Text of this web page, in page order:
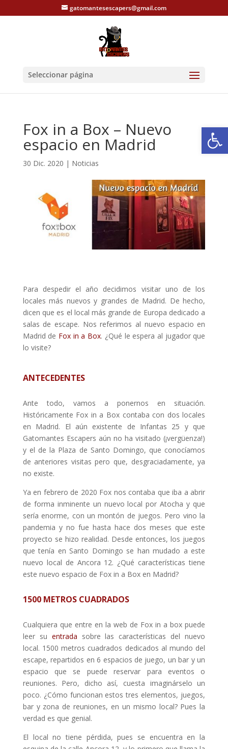
gatomantesescapers@gmail.com
Seleccionar página
Fox in a Box – Nuevo
espacio en Madrid
30 Dic. 2020 | Noticias
Para despedir el año decidimos visitar uno de los
locales más nuevos y grandes de Madrid. De hecho,
dicen que es el local más grande de Europa dedicado a
salas de escape. Nos referimos al nuevo espacio en
Madrid de Fox in a Box. ¿Qué le espera al jugador que
lo visite?
ANTECEDENTES
Ante todo, vamos a ponernos en situación.
Históricamente Fox in a Box contaba con dos locales
en Madrid. El aún existente de Infantas 25 y que
Gatomantes Escapers aún no ha visitado (¡vergüenza!)
y el de la Plaza de Santo Domingo, que conocíamos
de anteriores visitas pero que, desgraciadamente, ya
no existe.
Ya en febrero de 2020 Fox nos contaba que iba a abrir
de forma inminente un nuevo local por Atocha y que
sería enorme, con un montón de juegos. Pero vino la
pandemia y no fue hasta hace dos meses que este
proyecto se hizo realidad. Desde entonces, los juegos
que tenía en Santo Domingo se han mudado a este
nuevo local de Ancora 12. ¿Qué características tiene
este nuevo espacio de Fox in a Box en Madrid?
1500 METROS CUADRADOS
Cualquiera que entre en la web de Fox in a box puede
leer su entrada sobre las características del nuevo
local. 1500 metros cuadrados dedicados al mundo del
escape, repartidos en 6 espacios de juego, un bar y un
espacio que se puede reservar para eventos o
reuniones. Pero, dicho así, cuesta imaginárselo un
poco. ¿Cómo funcionan estos tres elementos, juegos,
bar y zona de reuniones, en un mismo local? Pues la
verdad es que genial.
El local no tiene pérdida, pues se encuentra en la